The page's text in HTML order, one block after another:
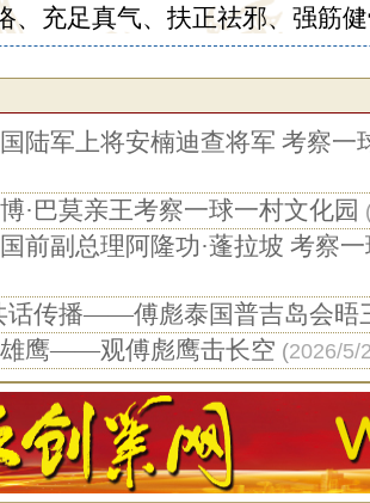
、充足真气、扶正祛邪、强筋
陆军上将安楠迪查将军 考察一
·巴莫亲王考察一球一村文化园
前副总理阿隆功·蓬拉坡 考察
话传播——傅彪泰国普吉岛会晤
鹰——观傅彪鹰击长空 (2026/5/